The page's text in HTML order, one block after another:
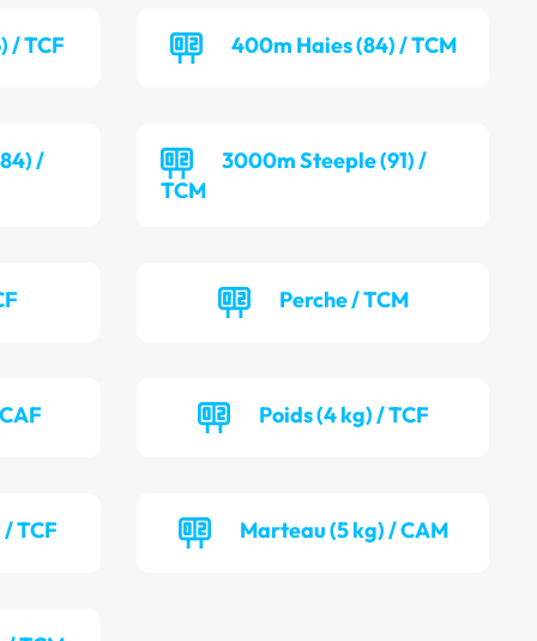
/ TCF 400m Haies (84) / TCM
/
3000m Steeple (91) /
TCM
Perche / TCM
Poids (4 kg) / TCF
TCF Marteau (5 kg) / CAM